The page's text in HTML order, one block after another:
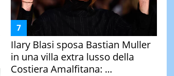
Ilary Blasi sposa Bastian Muller
in una villa extra lusso della
Costiera Amalfitana: ...